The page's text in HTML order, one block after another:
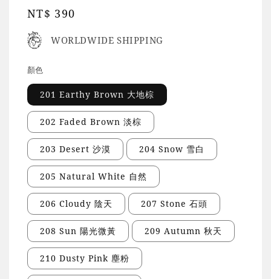
Regular
price
NT$ 390
WORLDWIDE SHIPPING
顏色
201 Earthy Brown 大地棕
202 Faded Brown 淡棕
203 Desert 沙漠 204 Snow 雪白
205 Natural White 自然
206 Cloudy 陰天 207 Stone 石頭
208 Sun 陽光微黃 209 Autumn 秋天
210 Dusty Pink 塵粉